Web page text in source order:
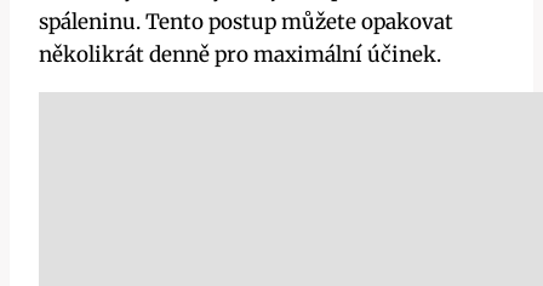
spáleninu. Tento postup můžete opakovat
několikrát denně pro maximální účinek.